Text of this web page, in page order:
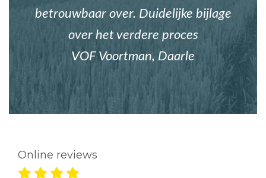
betrouwbaar over. Duidelijke bijlage
over het verdere proces
VOF Voortman, Daarle
Online reviews